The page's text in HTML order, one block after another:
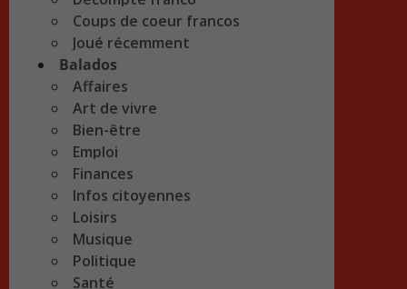
Coups de coeur francos
Joué récemment
Balados
Affaires
Art de vivre
Bien-être
Emploi
Finances
Infos citoyennes
Loisirs
Musique
Politique
Santé